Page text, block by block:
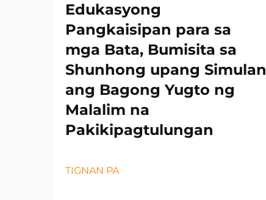
Edukasyong
Pangkaisipan para sa
mga Bata, Bumisita sa
Shunhong upang Simulan
ang Bagong Yugto ng
Malalim na
Pakikipagtulungan
TIGNAN PA